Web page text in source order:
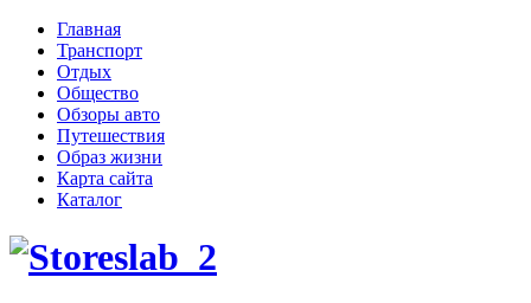
Главная
Транспорт
Отдых
Общество
Обзоры авто
Путешествия
Образ жизни
Карта сайта
Каталог